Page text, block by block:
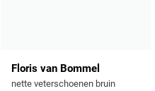
Floris van Bommel
nette veterschoenen bruin